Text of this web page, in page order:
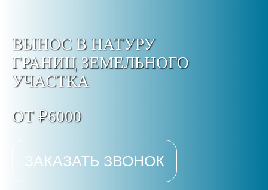
ВЫНОС В НАТУРУ
ГРАНИЦ ЗЕМЕЛЬНОГО
УЧАСТКА
ОТ ₽6000
ЗАКАЗАТЬ ЗВОНОК